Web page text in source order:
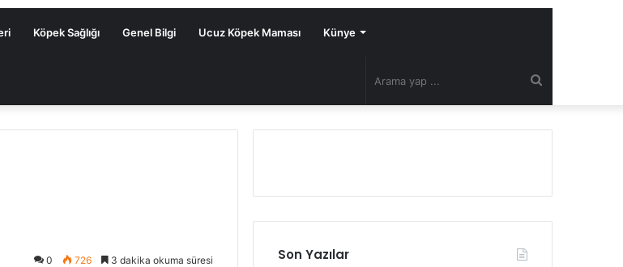
Köpek Sağlığı Genel Bilgi Ucuz Köpek Maması Künye
yap
0 726 3 dakika okuma süresi Son Yazılar